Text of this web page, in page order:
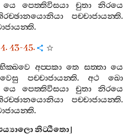
යෙ පෙත‍්තිවිසයා චුතා
නිරයෙ
පච‍්චාජායන‍්ති.
.
43-45.
භික‍්ඛවෙ අප‍්පකා තෙ සත‍්තා යෙ
පච‍්චාජායන‍්ති. අථ
ඛො
යෙ පෙත‍්තිවිසයා චුතා
නිරයෙ
පච‍්චාජායන‍්ති.
.
නිට‍්ඨිතො]